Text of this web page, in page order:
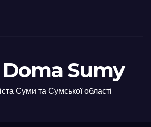
Sumy
Суми та Сумської області